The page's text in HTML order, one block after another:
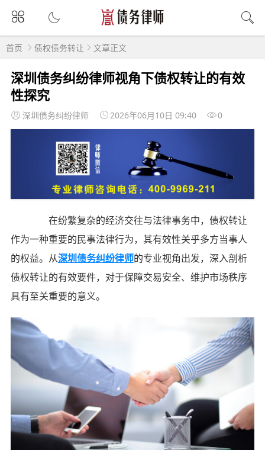
首页 债权债务转让 文章正文
深圳债务纠纷律师视角下债权转让的有效
性探究
深圳债务纠纷律师 2026年06月10日 09:40 0
在纷繁复杂的经济交往与法律事务中，债权转让
作为一种重要的民事法律行为，其有效性关乎多方当事人
的权益。从深圳债务纠纷律师的专业视角出发，深入剖析
债权转让的有效要件，对于保障交易安全、维护市场秩序
具有至关重要的意义。